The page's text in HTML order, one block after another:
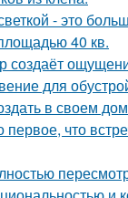
- это
40 кв.
создаёт
для
в своем
первое, что